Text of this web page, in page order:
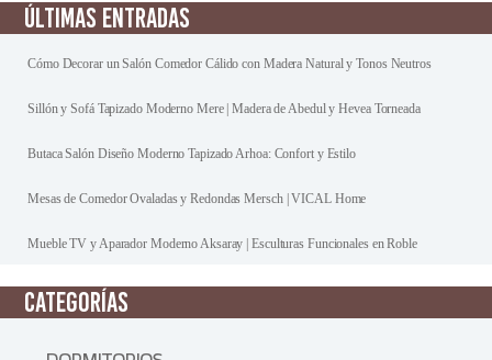
ÚLTIMAS ENTRADAS
Cómo Decorar un Salón Comedor Cálido con Madera Natural y Tonos Neutros
Sillón y Sofá Tapizado Moderno Mere | Madera de Abedul y Hevea Torneada
Butaca Salón Diseño Moderno Tapizado Arhoa: Confort y Estilo
Mesas de Comedor Ovaladas y Redondas Mersch | VICAL Home
Mueble TV y Aparador Moderno Aksaray | Esculturas Funcionales en Roble
CATEGORÍAS